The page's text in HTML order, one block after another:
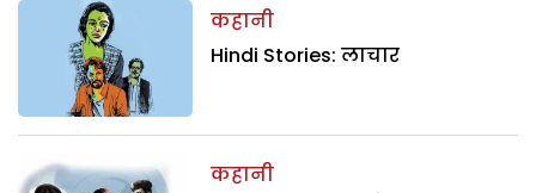
कहानी
Hindi Stories: लाचार
कहानी